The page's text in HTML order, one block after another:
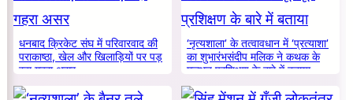
धनबाद क्रिकेट संघ में परिवारवाद की
पराकाष्ठा, खेल और खिलाड़ियों पर पड़
रहा गहरा असर
‘नृत्यशाला’ के तत्वावधान में ‘प्रत्याशा’
का शुभारंभसंदीप मलिक ने कथक के
मूलभूत प्रशिक्षण के बारे में बताया